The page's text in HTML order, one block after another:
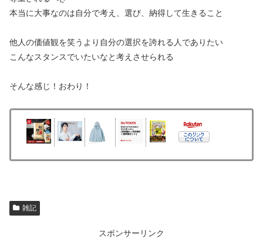
本当に大事なのは自分で考え、選び、納得して生きること
他人の価値観を笑うより自分の選択を誇れる人でありたい
こんなスタンスでいたいなと考えさせられる
そんな感じ！おわり！
雑記
スポンサーリンク